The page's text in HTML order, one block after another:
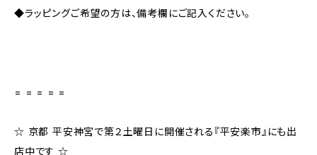
◆ラッピングご希望の方は、備考欄にご記入ください。
= = = = =
☆ 京都 平安神宮で第２土曜日に開催される『平安楽市』にも出
店中です ☆